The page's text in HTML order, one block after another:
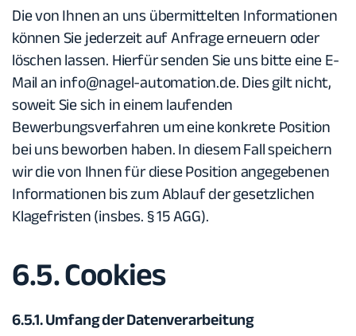
Die von Ihnen an uns übermittelten Informationen
können Sie jederzeit auf Anfrage erneuern oder
löschen lassen. Hierfür senden Sie uns bitte eine E-
Mail aninfo@nagel-automation.de. Dies gilt nicht,
soweit Sie sich in einem laufenden
Bewerbungsverfahren um eine konkrete Position
bei uns beworben haben. In diesem Fall speichern
wir die von Ihnen für diese Position angegebenen
Informationen bis zum Ablauf der gesetzlichen
Klagefristen (insbes. § 15 AGG).
6.5. Cookies
6.5.1. Umfang der Datenverarbeitung